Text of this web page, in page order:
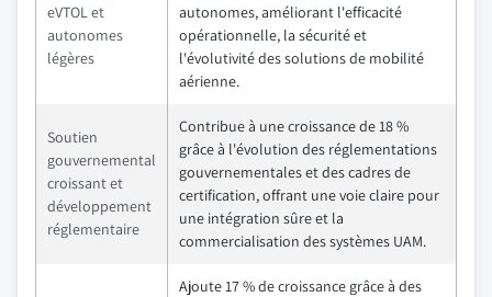
eVTOL et
autonomes
légères
autonomes, améliorant l'efficacité
opérationnelle, la sécurité et
l'évolutivité des solutions de mobilité
aérienne.
Soutien
gouvernemental
croissant et
développement
réglementaire
Contribue à une croissance de 18 %
grâce à l'évolution des réglementations
gouvernementales et des cadres de
certification, offrant une voie claire pour
une intégration sûre et la
commercialisation des systèmes UAM.
Ajoute 17 % de croissance grâce à des